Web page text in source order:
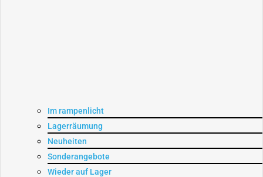
Im rampenlicht
Lagerräumung
Neuheiten
Sonderangebote
Wieder auf Lager